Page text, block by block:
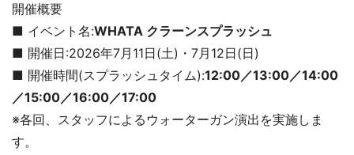
開催概要
■ イベント名:WHATA クラーンスプラッシュ
■ 開催日:2026年7月11日(土)・7月12日(日)
■ 開催時間(スプラッシュタイム):12:00／13:00／14:00
／15:00／16:00／17:00
※各回、スタッフによるウォーターガン演出を実施しま
す。